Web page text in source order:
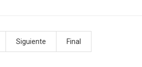
Siguiente Final